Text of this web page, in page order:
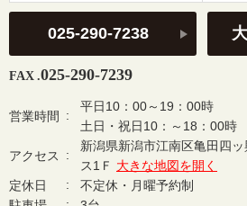
025-290-7238
FAX .025-290-7239
営業時間
平日10：00～19：00時
土日・祝日10：～18：00時
アクセス
新潟県新潟市江南区亀田四
ス1Ｆ 大きな地図を開く
定休日
不定休・月曜予約制